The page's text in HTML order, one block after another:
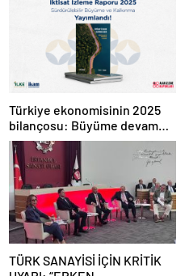
Türkiye ekonomisinin 2025
bilançosu: Büyüme devam
etti, sanayide alarm zilleri
çaldı
TÜRK SANAYİSİ İÇİN KRİTİK